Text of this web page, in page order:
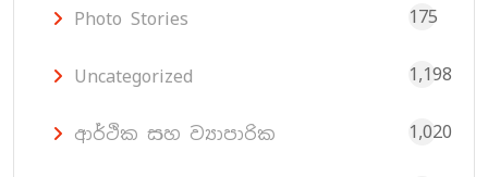
Photo Stories 175
Uncategorized 1,198
ආර්ථික සහ ව්‍යාපාරික 1,020